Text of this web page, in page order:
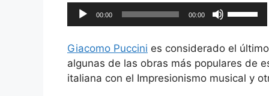
Reproductor
de
00:00 00:00
las
de
flecha
arriba/
Giacomo Puccini es considerado el
algunas de las obras más populares de
italiana con el Impresionismo musical y